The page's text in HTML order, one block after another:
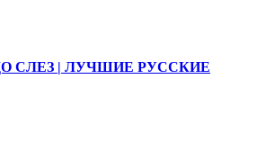
СЛЕЗ | ЛУЧШИЕ РУССКИЕ